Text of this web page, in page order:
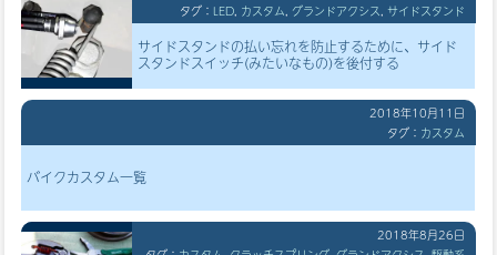
タグ： LED, カスタム, グランドアクシス , サイドスタンド
サイドスタンドの払い忘れを防止するために、サイド
スタンドスイッチ(みたいなもの)を後付する
2018年10月11日
タグ： カスタム
バイクカスタム一覧
2018年8月26日